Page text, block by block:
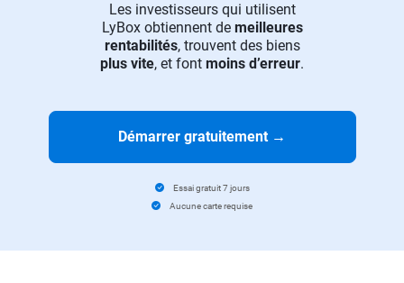
Les investisseurs qui utilisent
LyBox obtiennent de meilleures
rentabilités, trouvent des biens
plus vite, et font moins d’erreur.
Démarrer gratuitement →
Essai gratuit 7 jours
Aucune carte requise